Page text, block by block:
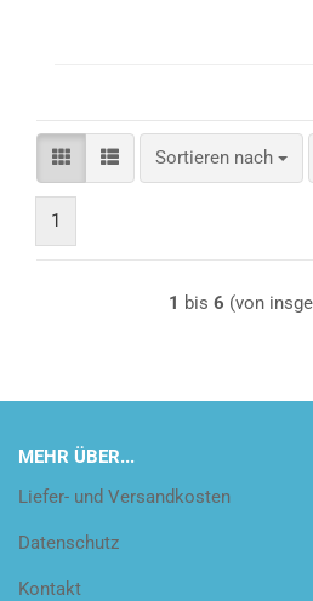
Sortieren nach
Sortieren nach
1
1 bis 6 (von
MEHR ÜBER...
Liefer- und Versandkosten
Datenschutz
Kontakt